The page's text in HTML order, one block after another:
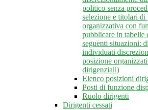
politico senza
selezione e titolari di
organizzativa con
pubblicare in tabelle
seguenti situazioni:
individuati
posizione
dirigenziali)
Elenco posizioni
Posti di funzione
Ruolo dirigenti
Dirigenti cessati